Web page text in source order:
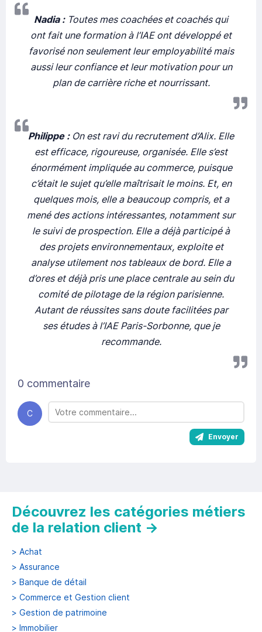
Nadia : Toutes mes coachées et coachés qui
ont fait une formation à l’IAE ont développé et
favorisé non seulement leur employabilité mais
aussi leur confiance et leur motivation pour un
plan de carrière riche et nourrissant.
Philippe : On est ravi du recrutement d’Alix. Elle
est efficace, rigoureuse, organisée. Elle s’est
énormément impliquée au commerce, puisque
c’était le sujet qu’elle maîtrisait le moins. Et, en
quelques mois, elle a beaucoup compris, et a
mené des actions intéressantes, notamment sur
le suivi de prospection. Elle a déjà participé à
des projets environnementaux, exploite et
analyse utilement nos tableaux de bord. Elle a
d’ores et déjà pris une place centrale au sein du
comité de pilotage de la région parisienne.
Autant de réussites sans doute facilitées par
ses études à l’IAE Paris-Sorbonne, que je
recommande.
0 commentaire
C
Envoyer
Découvrez les catégories métiers
de la relation client →
> Achat
> Assurance
> Banque de détail
> Commerce et Gestion client
> Gestion de patrimoine
> Immobilier